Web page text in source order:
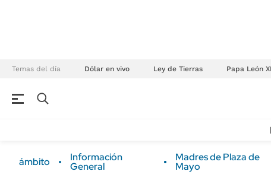
Temas del día Dólar en vivo Ley de Tierras Papa León
Banco de Datos Real Estate
ámbito Información
General
Madres de Plaza de
Mayo